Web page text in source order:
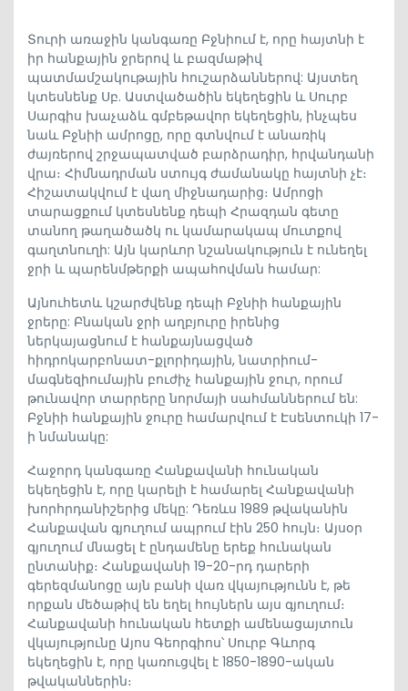
Տուրի առաջին կանգառը Բջնիում է, որը հայտնի է
իր հանքային ջրերով և բազմաթիվ
պատմամշակութային հուշարձաններով: Այստեղ
կտեսնենք Սբ. Աստվածածին եկեղեցին և Սուրբ
Սարգիս խաչաձև գմբեթավոր եկեղեցին, ինչպես
նաև Բջնիի ամրոցը, որը գտնվում է անառիկ
ժայռերով շրջապատված բարձրադիր, հրվանդանի
վրա։ Հիմնադրման ստույգ ժամանակը հայտնի չէ։
Հիշատակվում է վաղ միջնադարից։ Ամրոցի
տարացքում կտեսնենք դեպի Հրազդան գետը
տանող թաղածածկ ու կամարակապ մուտքով
գաղտնուղի: Այն կարևոր նշանակություն է ունեղել
ջրի և պարենմթերքի ապահովման համար:
Այնուհետև կշարժվենք դեպի Բջնիի հանքային
ջրերը: Բնական ջրի աղբյուրը իրենից
ներկայացնում է հանքայնացված
հիդրոկարբոնատ-քլորիդային, նատրիում-
մագնեզիումային բուժիչ հանքային ջուր, որում
թունավոր տարրերը նորմայի սահմաններում են:
Բջնիի հանքային ջուրը համարվում է Էսենտուկի 17-
ի նմանակը:
Հաջորդ կանգառը Հանքավանի հունական
եկեղեցին է, որը կարելի է համարել Հանքավանի
խորհրդանիշերից մեկը: Դեռևս 1989 թվականին
Հանքավան գյուղում ապրում էին 250 հույն։ Այսօր
գյուղում մնացել է ընդամենը երեք հունական
ընտանիք։ Հանքավանի 19-20-րդ դարերի
գերեզմանոցը այն բանի վառ վկայությունն է, թե
որքան մեծաթիվ են եղել հույներն այս գյուղում։
Հանքավանի հունական հետքի ամենացայտուն
վկայությունը Այոս Գեորգիոս՝ Սուրբ Գևորգ
եկեղեցին է, որը կառուցվել է 1850-1890-ական
թվականներին։